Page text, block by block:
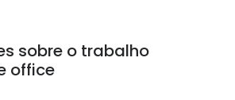
sobre o trabalho
office